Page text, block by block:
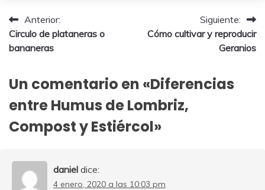
Navegación
de
Anterior:
Circulo de plataneras o
bananeras
Siguiente:
Cómo cultivar y reproducir
Geranios
Un comentario en «Diferencias
entre Humus de Lombriz,
Compost y Estiércol»
daniel dice:
4 enero, 2020 a las 10:03 pm